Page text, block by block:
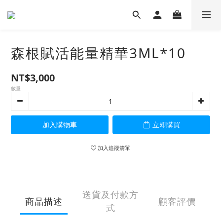
森根賦活能量精華3ML*10
NT$3,000
數量
加入購物車 立即購買
加入追蹤清單
商品描述
送貨及付款方
式
顧客評價